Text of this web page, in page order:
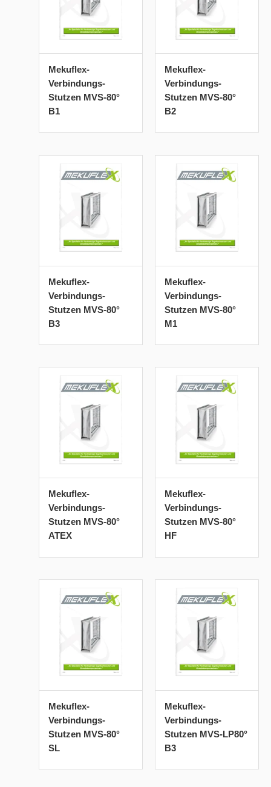
Mekuflex-
Verbindungs-
Stutzen MVS-80°
B1
Mekuflex-
Verbindungs-
Stutzen MVS-80°
B2
Mekuflex-
Verbindungs-
Stutzen MVS-80°
B3
Mekuflex-
Verbindungs-
Stutzen MVS-80°
M1
Mekuflex-
Verbindungs-
Stutzen MVS-80°
ATEX
Mekuflex-
Verbindungs-
Stutzen MVS-80°
HF
Mekuflex-
Verbindungs-
Stutzen MVS-80°
SL
Mekuflex-
Verbindungs-
Stutzen MVS-LP80°
B3